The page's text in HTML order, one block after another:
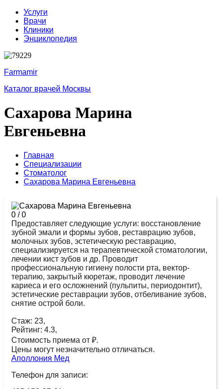
Услуги
Врачи
Клиники
Энциклопедия
Farmamir
Каталог врачей Москвы
Сахарова Марина
Евгеньевна
Главная
Специализации
Стоматолог
Сахарова Марина Евгеньевна
0 /0
Предоставляет следующие услуги: восстановление
зубной эмали и формы зубов, реставрацию зубов,
молочных зубов, эстетическую реставрацию,
специализируется на терапевтической стоматологии,
лечении кист зубов и др. Проводит
профессиональную гигиену полости рта, вектор-
терапию, закрытый кюретаж, проводит лечение
кариеса и его осложнений (пульпиты, периодонтит),
эстетические реставрации зубов, отбеливание зубов,
снятие острой боли.
Стаж: 23,
Рейтинг: 4.3,
Стоимость приема от ₽.
Цены могут незначительно отличаться.
Аполлония Мед
Телефон для записи: